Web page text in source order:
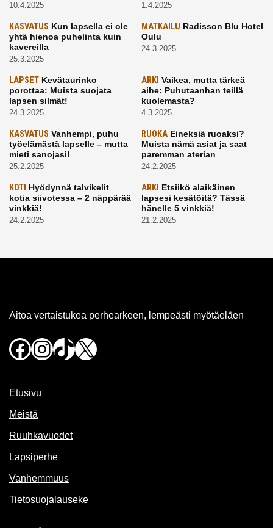
10.4.2025 1.4.2025
KASVATUS Kun lapsella ei ole
yhtä hienoa puhelinta kuin
kavereilla
25.3.2025
MATKAILU Radisson Blu Hotel
Oulu
24.3.2025
LAPSET Kevätaurinko
porottaa: Muista suojata
lapsen silmät!
24.3.2025
ARKI Vaikea, mutta tärkeä
aihe: Puhutaanhan teillä
kuolemasta?
4.3.2025
KASVATUS Vanhempi, puhu
työelämästä lapselle – mutta
mieti sanojasi!
25.2.2025
RUOKAEineksiä ruoaksi?
Muista nämä asiat ja saat
paremman aterian
24.2.2025
KOTI Hyödynnä talvikelit
kotia siivotessa – 2 näppärää
vinkkiä!
24.2.2025
ARKI Etsiikö alaikäinen
lapsesi kesätöitä? Tässä
hänelle 5 vinkkiä!
21.2.2025
Aitoa vertaistukea perhearkeen, lempeästi myötäeläen
Facebook
Instagram
TikTok
X
Etusivu
Meistä
Ruuhkavuodet
Lapsiperhe
Vanhemmuus
Tietosuojalauseke